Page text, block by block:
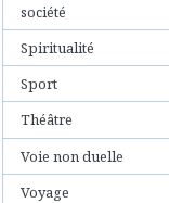
société
Spiritualité
Sport
Théâtre
Voie non duelle
Voyage